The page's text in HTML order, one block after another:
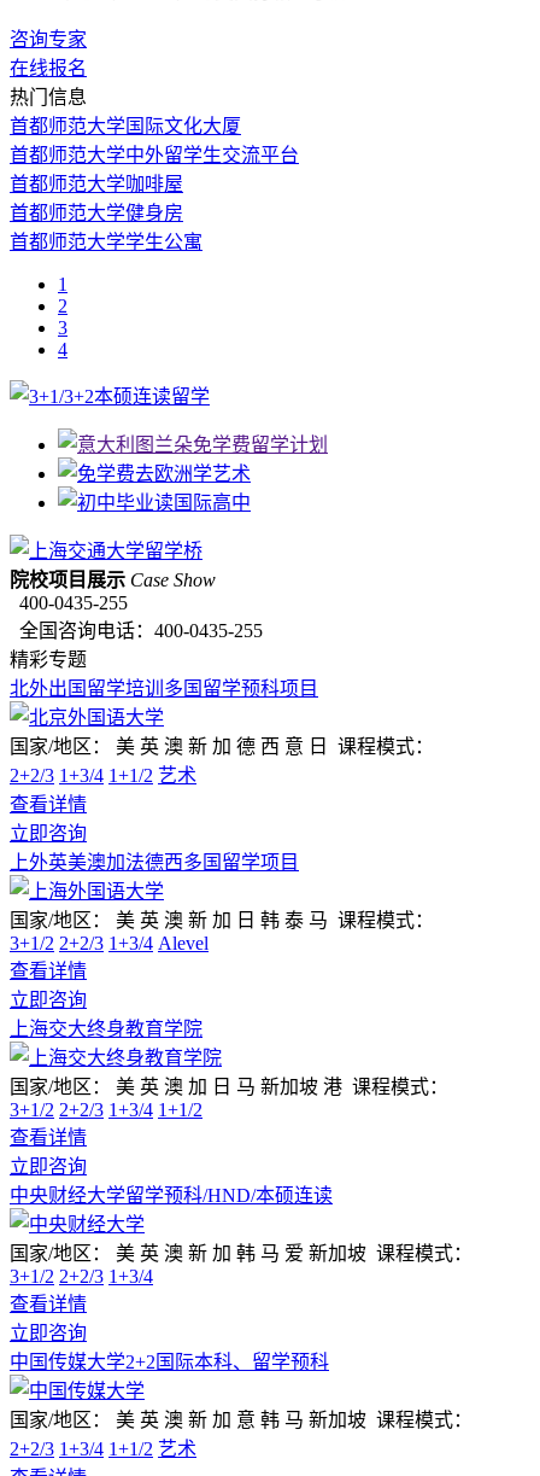
咨询专家
在线报名
热门信息
首都师范大学国际文化大厦
首都师范大学中外留学生交流平台
首都师范大学咖啡屋
首都师范大学健身房
首都师范大学学生公寓
1
2
3
4
院校项目展示 Case Show
400-0435-255
全国咨询电话： 400-0435-255
精彩专题
北外出国留学培训多国留学预科项目
国家/地区： 美 英 澳 新 加 德 西 意 日
课程模式：
2+2/3 1+3/4 1+1/2 艺术
查看详情
立即咨询
上外英美澳加法德西多国留学项目
国家/地区： 美 英 澳 新 加 日 韩 泰 马 课程模式：
3+1/2 2+2/3 1+3/4 Alevel
查看详情
立即咨询
上海交大终身教育学院
国家/地区： 美 英 澳 加 日 马 新加坡 港 课程模式：
3+1/2 2+2/3 1+3/4 1+1/2
查看详情
立即咨询
中央财经大学留学预科/HND/本硕连读
国家/地区： 美 英 澳 新 加 韩 马 爱 新加坡 课程模式：
3+1/2 2+2/3 1+3/4
查看详情
立即咨询
中国传媒大学2+2国际本科、留学预科
国家/地区： 美 英 澳 新 加 意 韩 马 新加坡 课程模式：
2+2/3 1+3/4 1+1/2 艺术